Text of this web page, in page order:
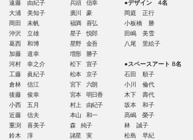
遠藤 由紀子
大浦 美知子
岡田 未帆
沖沢 立雄
葛西 和博
加藤 道幸
河村 幸之介
工藤 眞紀子
倉林 信江
後藤 俊幸
小西 五月
近藤 信夫
重渕 喜美子
鈴木 淳
兵頭 信幸
廣川 豪
福満 喜弘
星子 悦郎
星野 金吾
増形 勝子
松下 宣子
松本 京子
宮下 六朗
宮本 明日香
村上 由紀子
本山 和一
森 純子
諸星 実
●デザイン 4名
岡庭 正行
小板橋 勝
田嶋 美雪
八尾 里絵子
●スペースアート 8名
石田 順子
小川 倫代
木下 壽代
坂本 和子
髙嶋 榮子
林 誠子
松島 早紀